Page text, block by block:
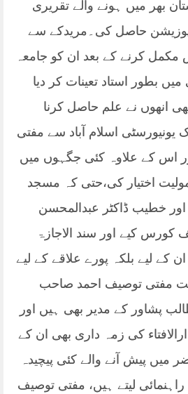
بھر میں ہونے والے تقریری
پوزیشن حاصل کی۔مریدکے سے
کرنے کے بعد ان کو جامعہ
میں بطور استاد تعینات کر دیا
انھوں نے علم حاصل کرنا
یونیورسٹی اسلام آباد سے مفتی
اس کے علاوہ کئی جگہوں میں
اختیار کی،حتی کہ مسجد
خطیب ڈاکٹر عبدالمحسن
کورس کیے اور سند الاجازۃ
کے لیے بلکہ پورے علاقے کے لیے
مفتی توصیف احمد صاحب
پشاور کے مدیر بھی ہیں اور
کی زمہ داری بھی ان کے
میں پیش آنے والے کئی پیچیدہ
لیتے ہیں، مفتی توصیف